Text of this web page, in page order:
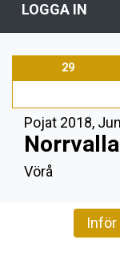
LOGGA IN
29
Pojat 2018,
Vörå